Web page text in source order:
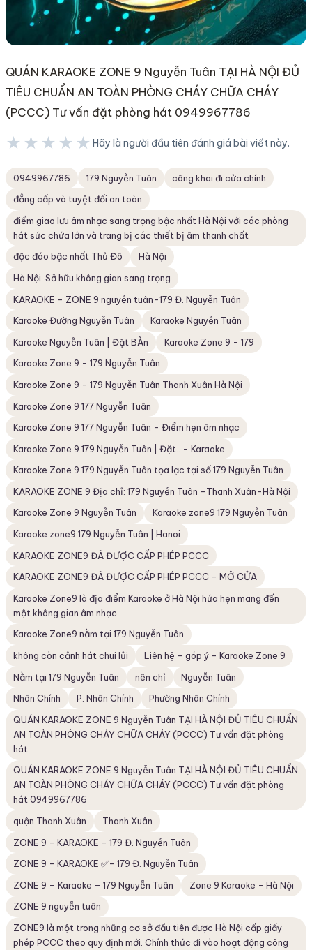
QUÁN KARAOKE ZONE 9 Nguyễn Tuân TẠI HÀ NỘI ĐỦ
TIÊU CHUẨN AN TOÀN PHÒNG CHÁY CHỮA CHÁY
(PCCC) Tư vấn đặt phòng hát 0949967786
★★★★★ Hãy là người đầu tiên đánh giá bài viết này.
0949967786 179 Nguyễn Tuân
công khai đi cửa chính
đẳng cấp và tuyệt đối an toàn
điểm giao lưu âm nhạc sang trọng bậc nhất Hà Nội với các phòng
hát sức chứa lớn và trang bị các thiết bị âm thanh chất
độc đáo bậc nhất Thủ Đô
Hà Nội
Hà Nội. Sở hữu không gian sang trọng
KARAOKE - ZONE 9 nguyễn tuân-179 Đ. Nguyễn Tuân
Karaoke Đường Nguyễn Tuân
Karaoke Nguyễn Tuân
Karaoke Nguyễn Tuân | Đặt BÀn
Karaoke Zone 9 - 179
Karaoke Zone 9 - 179 Nguyễn Tuân
Karaoke Zone 9 - 179 Nguyễn Tuân Thanh Xuân Hà Nội
Karaoke Zone 9 177 Nguyễn Tuân
Karaoke Zone 9 177 Nguyễn Tuân - Điểm hẹn âm nhạc
Karaoke Zone 9 179 Nguyễn Tuân | Đặt.. - Karaoke
Karaoke Zone 9 179 Nguyễn Tuân tọa lạc tại số 179 Nguyễn Tuân
KARAOKE ZONE 9 Địa chỉ: 179 Nguyễn Tuân -Thanh Xuân-Hà Nội
Karaoke Zone 9 Nguyễn Tuân
Karaoke zone9 179 Nguyễn Tuân
Karaoke zone9 179 Nguyễn Tuân | Hanoi
KARAOKE ZONE9 ĐÃ ĐƯỢC CẤP PHÉP PCCC
KARAOKE ZONE9 ĐÃ ĐƯỢC CẤP PHÉP PCCC - MỞ CỬA
Karaoke Zone9 là địa điểm Karaoke ở Hà Nội hứa hẹn mang đến
một không gian âm nhạc
Karaoke Zone9 nằm tại 179 Nguyễn Tuân
không còn cảnh hát chui lủi
Liên hệ - góp ý - Karaoke Zone 9
Nằm tại 179 Nguyễn Tuân
nên chỉ
Nguyễn Tuân
Nhân Chính
P. Nhân Chính
Phường Nhân Chính
QUÁN KARAOKE ZONE 9 Nguyễn Tuân TẠI HÀ NỘI ĐỦ TIÊU CHUẨN
AN TOÀN PHÒNG CHÁY CHỮA CHÁY (PCCC) Tư vấn đặt phòng
hát
QUÁN KARAOKE ZONE 9 Nguyễn Tuân TẠI HÀ NỘI ĐỦ TIÊU CHUẨN
AN TOÀN PHÒNG CHÁY CHỮA CHÁY (PCCC) Tư vấn đặt phòng
hát 0949967786
quận Thanh Xuân
Thanh Xuân
ZONE 9 - KARAOKE - 179 Đ. Nguyễn Tuân
ZONE 9 - KARAOKE ✅- 179 Đ. Nguyễn Tuân
ZONE 9 – Karaoke – 179 Nguyễn Tuân
Zone 9 Karaoke - Hà Nội
ZONE 9 nguyễn tuân
ZONE9 là một trong những cơ sở đầu tiên được Hà Nội cấp giấy
phép PCCC theo quy định mới. Chính thức đi vào hoạt động công